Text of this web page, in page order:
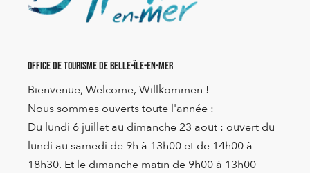
Office de Tourisme de Belle-Île-en-Mer
Bienvenue, Welcome, Willkommen !
Nous sommes ouverts toute l'année :
Du lundi 6 juillet au dimanche 23 aout : ouvert du
lundi au samedi de 9h à 13h00 et de 14h00 à
18h30. Et le dimanche matin de 9h00 à 13h00